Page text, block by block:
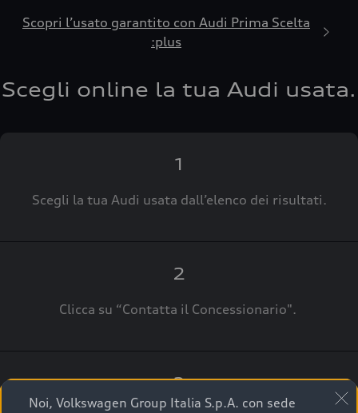
Scopri l’usato garantito con Audi Prima Scelta
:plus
Scegli online la tua Audi usata.
1
Scegli la tua Audi usata dall’elenco dei risultati.
2
Clicca su “Contatta il Concessionario".
3
Noi, Volkswagen Group Italia S.p.A. con sede